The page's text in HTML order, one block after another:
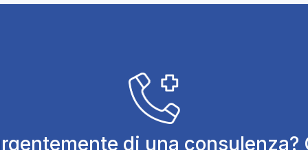
di una consulenza?